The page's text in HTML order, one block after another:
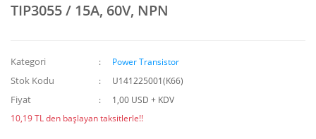
TIP3055 / 15A, 60V, NPN
Kategori Power Transistor
Stok Kodu U141225001(K66)
Fiyat
1,00 USD + KDV
10,19 TL den başlayan taksitlerle!!